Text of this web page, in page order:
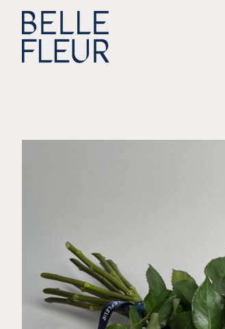
Zum Inhalt springen